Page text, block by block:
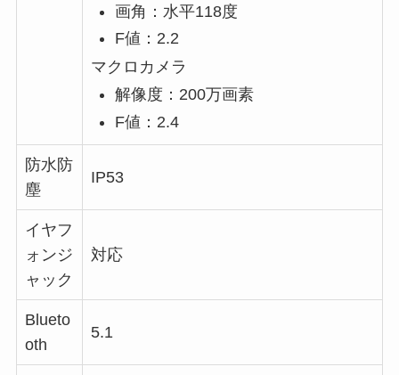
画角：水平118度
F値：2.2
マクロカメラ
解像度：200万画素
F値：2.4
防水防
塵
IP53
イヤフ
ォンジ
ャック
対応
Blueto
oth
5.1